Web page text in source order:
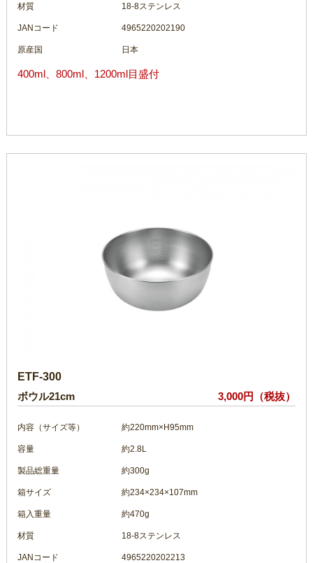
材質 18-8ステンレス
JANコード 4965220202190
原産国 日本
400ml、800ml、1200ml目盛付
ETF-300
ボウル21cm
3,000円（税抜）
内容（サイズ等） 約220mm×H95mm
容量 約2.8L
製品総重量 約300g
箱サイズ 約234×234×107mm
箱入重量 約470g
材質 18-8ステンレス
JANコード 4965220202213